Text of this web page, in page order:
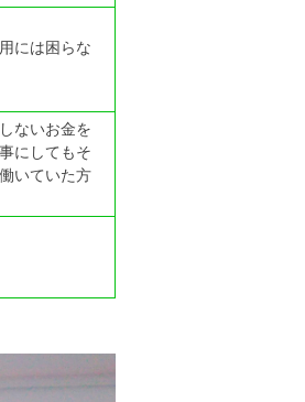
には困らな
ないお金を
にしてもそ
いていた方